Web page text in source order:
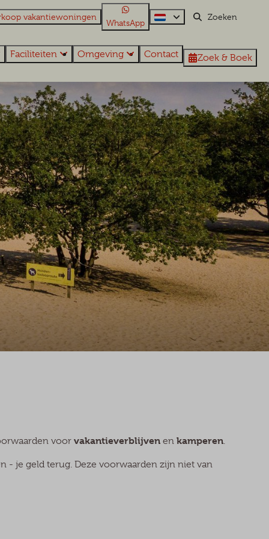
vakantiewoningen
WhatsApp
Faciliteiten Omgeving Contact Zoek & Boek
voorvakantieverblijven enkamperen.
- je geld terug. Deze voorwaarden zijn niet van